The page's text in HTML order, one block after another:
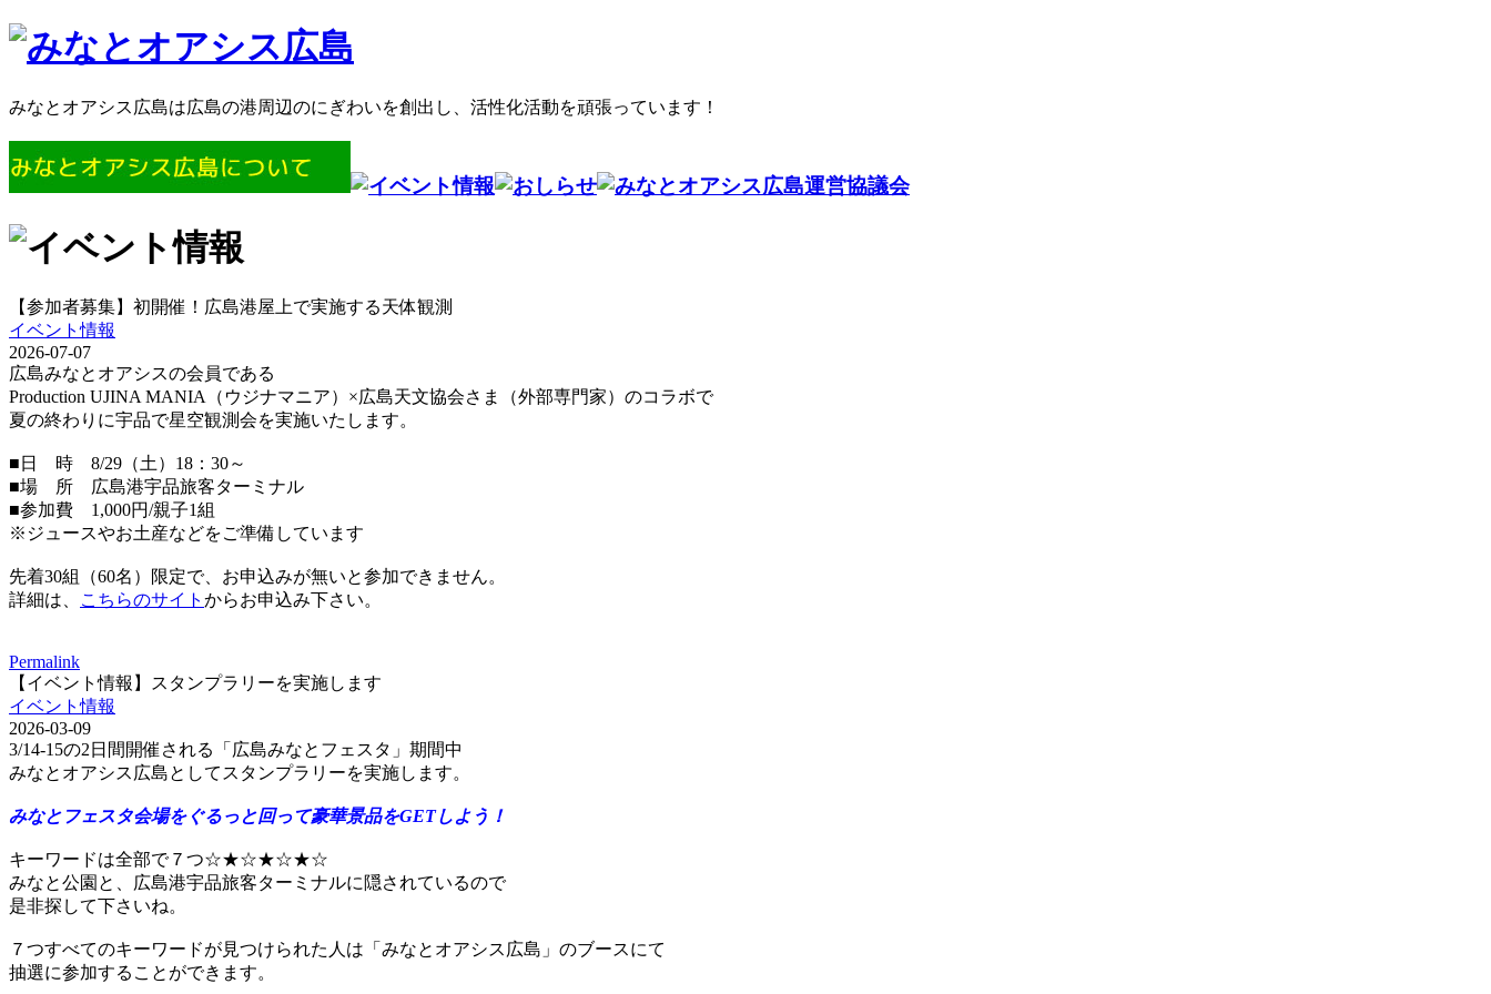
みなとオアシス広島は広島の港周辺のにぎわいを創出し、活性化活動を頑張っています！
【参加者募集】初開催！広島港屋上で実施する天体観測
イベント情報
2026-07-07
広島みなとオアシスの会員である
Production UJINA MANIA（ウジナマニア）×広島天文協会さま（外部専門家）のコラボで
夏の終わりに宇品で星空観測会を実施いたします。
■日 時 8/29（土）18：30～
■場 所 広島港宇品旅客ターミナル
■参加費 1,000円/親子1組
※ジュースやお土産などをご準備しています
先着30組（60名）限定で、お申込みが無いと参加できません。
詳細は、
こちらのサイト からお申込み下さい。
Permalink
【イベント情報】スタンプラリーを実施します
イベント情報
2026-03-09
3/14-15の2日間開催される「広島みなとフェスタ」期間中
みなとオアシス広島としてスタンプラリーを実施します。
みなとフェスタ会場をぐるっと回って豪華景品をGETしよう！
キーワードは全部で７つ☆★☆★☆★☆
みなと公園と、広島港宇品旅客ターミナルに隠されているので
是非探して下さいね。
７つすべてのキーワードが見つけられた人は「みなとオアシス広島」のブースにて
抽選に参加することができます。